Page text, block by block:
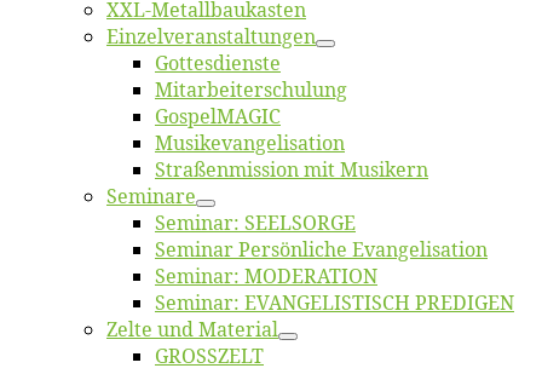
XXL-Me­­tal­l­­bau­­kas­­ten
Einzelver­an­stal­tungen
Got­tes­diens­te
Mitarbeiter­schulung
Gos­pel­MA­GIC
Musikevan­ge­li­sa­tion
Straßenmis­sion mit Musikern
Se­mi­na­re
Se­mi­nar: SEELSORGE
Se­mi­nar Per­sön­li­che Evangelisation
Se­mi­nar: MODERATION
Se­mi­nar: EVANGELISTISCH PREDIGEN
Zel­te und Material
GROSSZELT